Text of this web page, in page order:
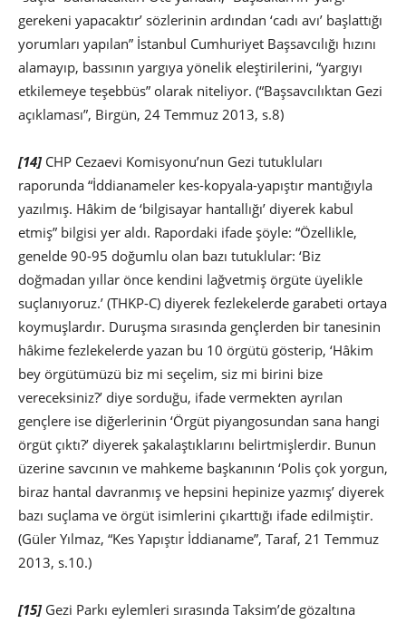
gerekeni yapacaktır’ sözlerinin ardından ‘cadı avı’ başlattığı
yorumları yapılan” İstanbul Cumhuriyet Başsavcılığı hızını
alamayıp, bassının yargıya yönelik eleştirilerini, “yargıyı
etkilemeye teşebbüs” olarak niteliyor. (“Başsavcılıktan Gezi
açıklaması”, Birgün, 24 Temmuz 2013, s.8)
[14]CHP Cezaevi Komisyonu’nun Gezi tutukluları
raporunda “İddianameler kes-kopyala-yapıştır mantığıyla
yazılmış. Hâkim de ‘bilgisayar hantallığı’ diyerek kabul
etmiş” bilgisi yer aldı. Rapordaki ifade şöyle: “Özellikle,
genelde 90-95 doğumlu olan bazı tutuklular: ‘Biz
doğmadan yıllar önce kendini lağvetmiş örgüte üyelikle
suçlanıyoruz.’ (THKP-C) diyerek fezlekelerde garabeti ortaya
koymuşlardır. Duruşma sırasında gençlerden bir tanesinin
hâkime fezlekelerde yazan bu 10 örgütü gösterip, ‘Hâkim
bey örgütümüzü biz mi seçelim, siz mi birini bize
vereceksiniz?’ diye sorduğu, ifade vermekten ayrılan
gençlere ise diğerlerinin ‘Örgüt piyangosundan sana hangi
örgüt çıktı?’ diyerek şakalaştıklarını belirtmişlerdir. Bunun
üzerine savcının ve mahkeme başkanının ‘Polis çok yorgun,
biraz hantal davranmış ve hepsini hepinize yazmış’ diyerek
bazı suçlama ve örgüt isimlerini çıkarttığı ifade edilmiştir.
(Güler Yılmaz, “Kes Yapıştır İddianame”, Taraf, 21 Temmuz
2013, s.10.)
[15]Gezi Parkı eylemleri sırasında Taksim’de gözaltına